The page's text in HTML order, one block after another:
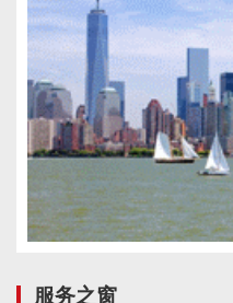
服务之窗